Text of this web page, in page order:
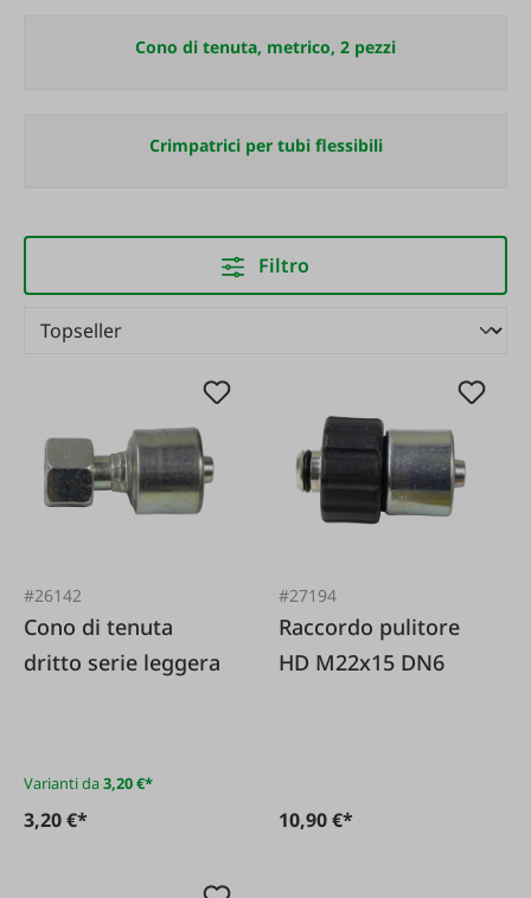
Cono di tenuta, metrico, 2 pezzi
Crimpatrici per tubi flessibili
Filtro
#26142
Cono di tenuta
dritto serie leggera
Varianti da3,20 €*
3,20 €*
#27194
Raccordo pulitore
HD M22x15 DN6
10,90 €*